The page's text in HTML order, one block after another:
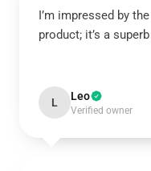
I’m impressed by
product; it’s a
L Leo
Verified owner